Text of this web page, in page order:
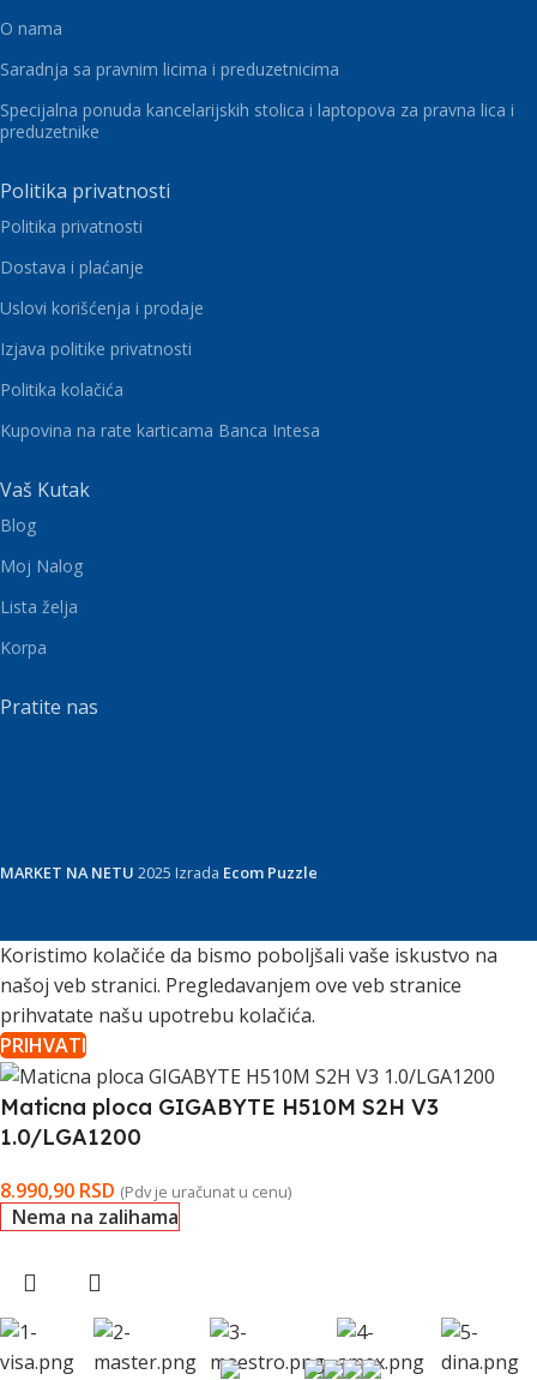
O nama
Saradnja sa pravnim licima i preduzetnicima
Specijalna ponuda kancelarijskih stolica i laptopova za pravna lica i
preduzetnike
Politika privatnosti
Politika privatnosti
Dostava i plaćanje
Uslovi korišćenja i prodaje
Izjava politike privatnosti
Politika kolačića
Kupovina na rate karticama Banca Intesa
Vaš Kutak
Blog
Moj Nalog
Lista želja
Korpa
Pratite nas
MARKET NA NETU 2025 Izrada Ecom Puzzle
Koristimo kolačiće da bismo poboljšali vaše iskustvo na
našoj veb stranici. Pregledavanjem ove veb stranice
prihvatate našu upotrebu kolačića.
PRIHVATI
Maticna ploca GIGABYTE H510M S2H V3
1.0/LGA1200
8.990,90 RSD (Pdv je uračunat u cenu)
Nema na zalihama